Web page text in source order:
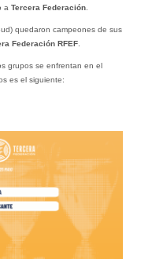
a Tercera Federación.
quedaron campeones de sus
Federación RFEF.
grupos se enfrentan en el
es el siguiente: